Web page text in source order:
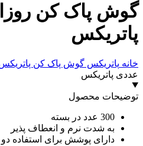
پاتریکس
خانه پاتریکس گوش پاک کن
عددی پاتریکس
توضیحات محصول
300 عدد در بسته
به شدت نرم و انعطاف پذیر
دارای پوشش برای استفاده